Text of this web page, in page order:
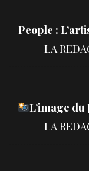
People :
L’image